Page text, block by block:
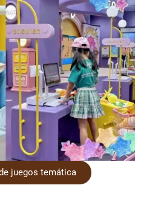
juegos temática